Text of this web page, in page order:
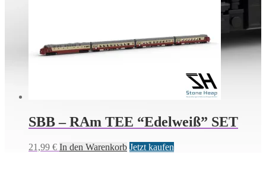
SBB – RAm TEE “Edelweiß” SET
21,99 € In den Warenkorb Jetzt kaufen